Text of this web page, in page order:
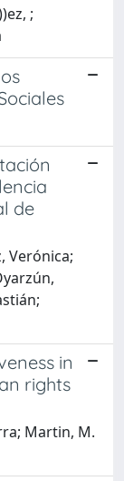
;
de
Verónica;
in
rights
Martin, M.